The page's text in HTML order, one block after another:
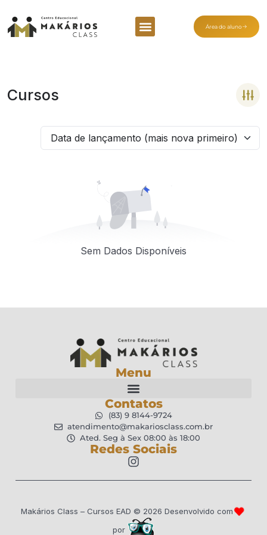
Área do aluno
Cursos
Data de lançamento (mais nova primeiro)
Sem Dados Disponíveis
Menu
Contatos
(83) 9 8144-9724
atendimento@makariosclass.com.br
Ated. Seg à Sex 08:00 às 18:00
Redes Sociais
Makários Class – Cursos EAD © 2026 Desenvolvido com
por